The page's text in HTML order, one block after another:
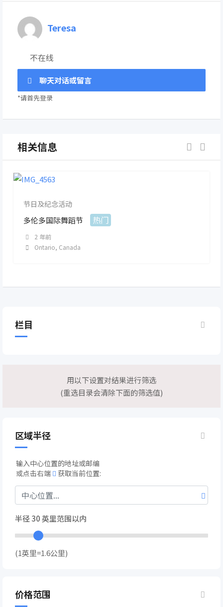
Teresa
不在线
聊天对话或留言
*请首先登录
相关信息
节日及纪念活动
多伦多国际舞蹈节 热门
2 年前
Ontario, Canada
栏目
用以下设置对结果进行筛选
(重选目录会清除下面的筛选值)
区域半径
输入中心位置的地址或邮编
或点击右端
获取当前位置:
半径30英里范围以内
(1英里=1.6公里)
价格范围